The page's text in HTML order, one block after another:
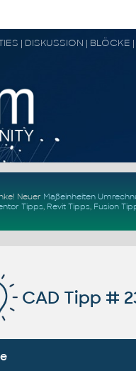
Neuer Maßeinheiten
Tipps, Revit Tipps, Fusion
CAD Tipp #